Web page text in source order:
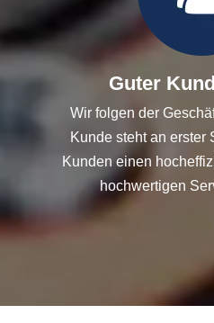
Guter
Wir folgen der
Kunde steht an erster
Kunden einen
hochwertigen